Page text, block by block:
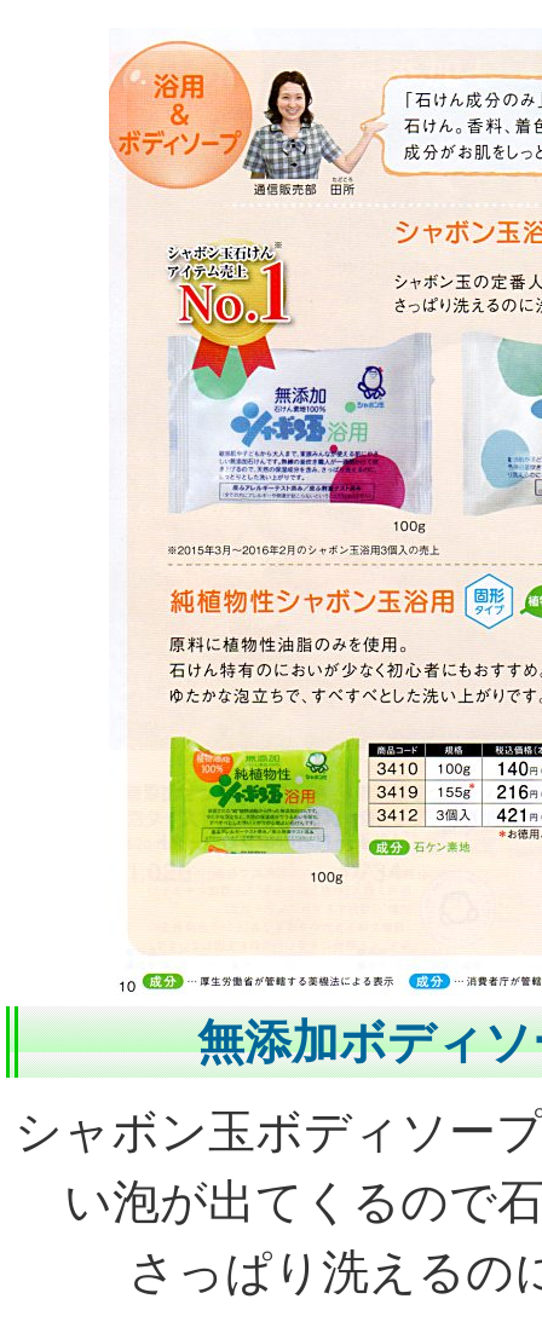
無添加ボディ
シャボン玉ボディソー
い泡が出てくるので
さっぱり洗えるの